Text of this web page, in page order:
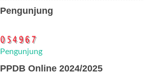
Pengunjung
Pengunjung
PPDB Online 2024/2025